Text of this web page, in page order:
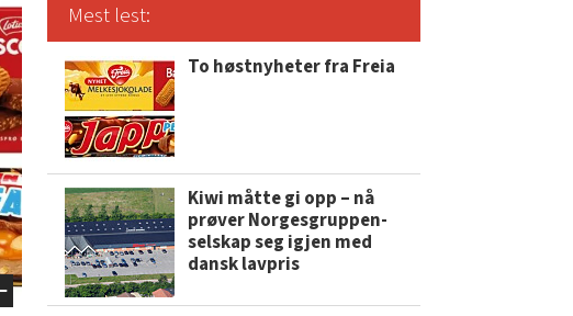
Mest lest:
To høstnyheter fra Freia
Kiwi måtte gi opp – nå
prøver Norgesgruppen-
selskap seg igjen med
dansk lavpris